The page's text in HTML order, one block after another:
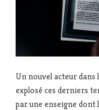
Un nouvel acteur dans
explosé ces derniers
par une enseigne dont